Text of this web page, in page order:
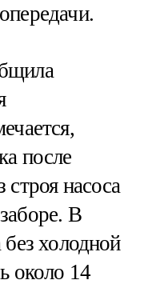
после
строя насоса
В
без холодной
около 14